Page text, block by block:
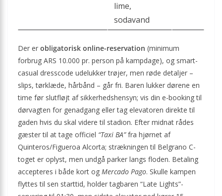
lime,
sodavand
Der er obligatorisk online-reservation (minimum
forbrug ARS 10.000 pr. person på kampdage), og smart-
casual dresscode udelukker trøjer, men røde detaljer –
slips, tørklæde, hårbånd – går fri. Baren lukker dørene en
time før slutfløjt af sikkerhedshensyn; vis din e-booking til
dørvagten for genadgang eller tag elevatoren direkte til
gaden hvis du skal videre til stadion. Efter midnat rådes
gæster til at tage officiel “Taxi BA”fra hjørnet af
Quinteros/Figueroa Alcorta; strækningen til Belgrano C-
toget er oplyst, men undgå parker langs floden. Betaling
accepteres i både kort og Mercado Pago. Skulle kampen
flyttes til sen starttid, holder tagbaren “Late Lights”-